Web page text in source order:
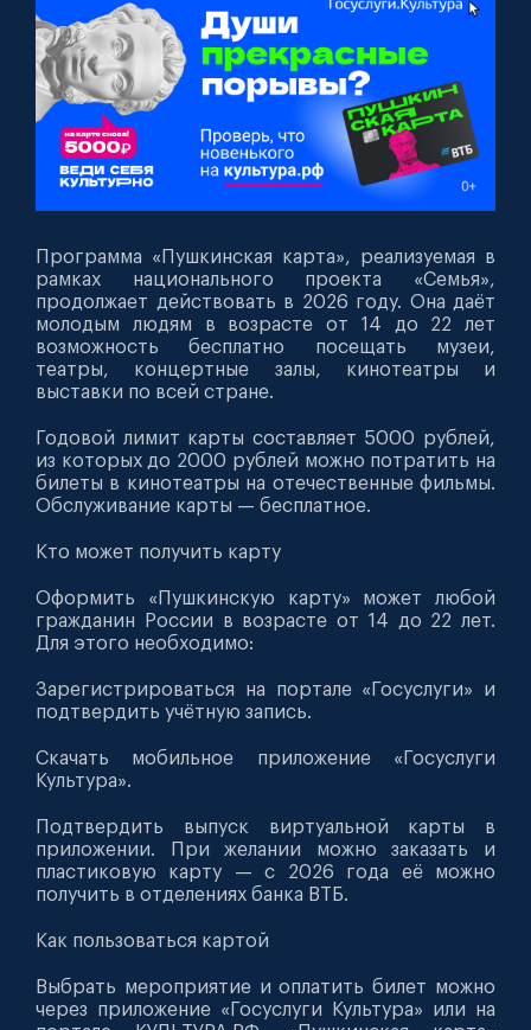
Программа «Пушкинская карта», реализуемая в
рамках национального проекта «Семья»,
продолжает действовать в 2026 году. Она даёт
молодым людям в возрасте от 14 до 22 лет
возможность бесплатно посещать музеи,
театры, концертные залы, кинотеатры и
выставки по всей стране.
Годовой лимит карты составляет 5000 рублей,
из которых до 2000 рублей можно потратить на
билеты в кинотеатры на отечественные фильмы.
Обслуживание карты — бесплатное.
Кто может получить карту
Оформить «Пушкинскую карту» может любой
гражданин России в возрасте от 14 до 22 лет.
Для этого необходимо:
Зарегистрироваться на портале «Госуслуги» и
подтвердить учётную запись.
Скачать мобильное приложение «Госуслуги
Культура».
Подтвердить выпуск виртуальной карты в
приложении. При желании можно заказать и
пластиковую карту — с 2026 года её можно
получить в отделениях банка ВТБ.
Как пользоваться картой
Выбрать мероприятие и оплатить билет можно
через приложение «Госуслуги Культура» или на